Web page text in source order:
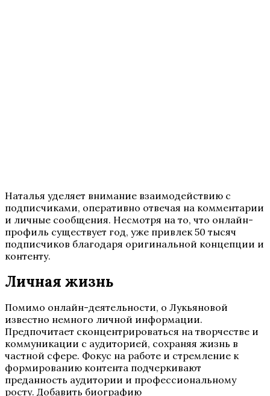
Наталья уделяет внимание взаимодействию с
подписчиками, оперативно отвечая на комментарии
и личные сообщения. Несмотря на то, что онлайн-
профиль существует год, уже привлек 50 тысяч
подписчиков благодаря оригинальной концепции и
контенту.
Личная жизнь
Помимо онлайн-деятельности, о Лукьяновой
известно немного личной информации.
Предпочитает сконцентрироваться на творчестве и
коммуникации с аудиторией, сохраняя жизнь в
частной сфере. Фокус на работе и стремление к
формированию контента подчеркивают
преданность аудитории и профессиональному
росту. Добавить биографию